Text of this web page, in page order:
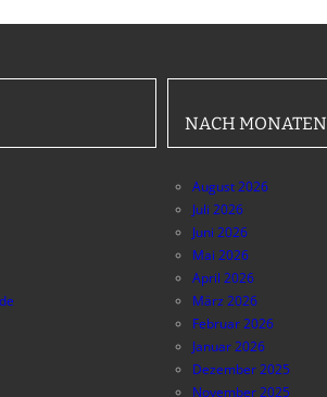
NACH MONATEN
August 2026
Juli 2026
Juni 2026
Mai 2026
April 2026
März 2026
Februar 2026
Januar 2026
Dezember 2025
November 2025